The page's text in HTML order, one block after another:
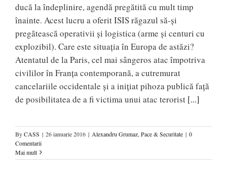
ducă la îndeplinire, agendă pregătită cu mult timp
înainte. Acest lucru a oferit ISIS răgazul să-și
pregătească operativii și logistica (arme și centuri cu
explozibil). Care este situația în Europa de astăzi?
Atentatul de la Paris, cel mai sângeros atac împotriva
civililor în Franța contemporană, a cutremurat
cancelariile occidentale și a inițiat pihoza publică față
de posibilitatea de a fi victima unui atac terorist [...]
ByCASS | 26 ianuarie 2016 | Alexandru Grumaz, Pace & Securitate | 0
Comentarii
Mai mult